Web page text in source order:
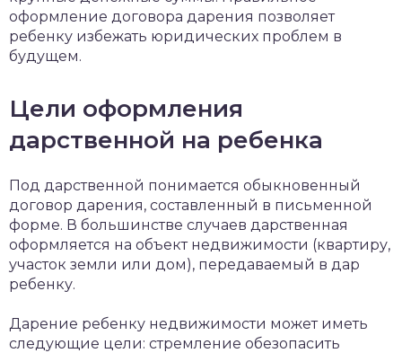
оформление договора дарения позволяет
ребенку избежать юридических проблем в
будущем.
Цели оформления
дарственной на ребенка
Под дарственной понимается обыкновенный
договор дарения, составленный в письменной
форме. В большинстве случаев дарственная
оформляется на объект недвижимости (квартиру,
участок земли или дом), передаваемый в дар
ребенку.
Дарение ребенку недвижимости может иметь
следующие цели: стремление обезопасить